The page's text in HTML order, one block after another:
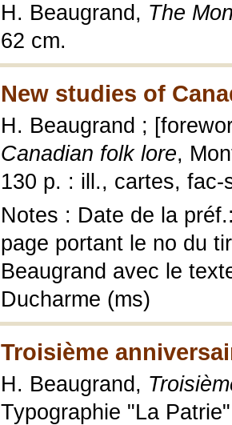
H. Beaugrand, The
62 cm.
New studies of
H. Beaugrand ;
Canadian folk lore,
130 p. : ill., cartes, fac-
Notes : Date de la
page portant le no du
Beaugrand avec le
Ducharme (ms)
Troisième
H. Beaugrand,
Typographie "La